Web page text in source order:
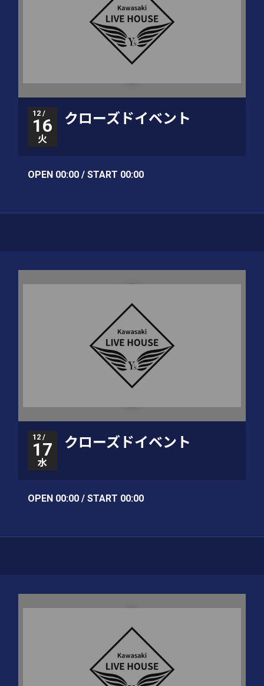
12 /
16
火
クローズドイベント
OPEN 00:00 / START 00:00
12 /
17
水
クローズドイベント
OPEN 00:00 / START 00:00